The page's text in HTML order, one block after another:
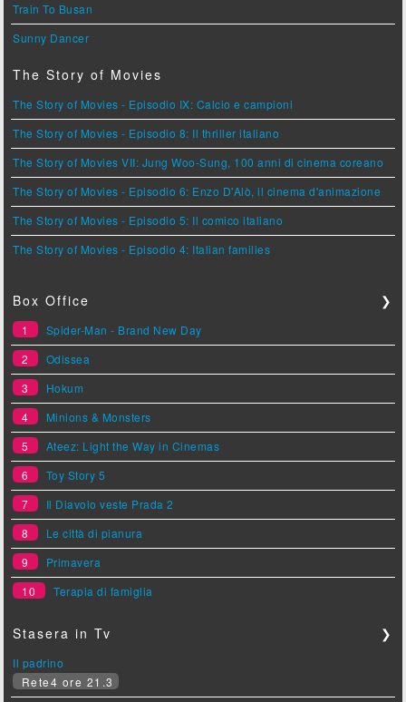
Train To Busan
Sunny Dancer
The Story of Movies
The Story of Movies - Episodio IX: Calcio e campioni
The Story of Movies - Episodio 8: Il thriller italiano
The Story of Movies VII: Jung Woo-Sung, 100 anni di cinema coreano
The Story of Movies - Episodio 6: Enzo D'Alò, il cinema d'animazione
The Story of Movies - Episodio 5: Il comico italiano
The Story of Movies - Episodio 4: Italian families
Box Office ❯
1
Spider-Man - Brand New Day
2
Odissea
3
Hokum
4
Minions & Monsters
5
Ateez: Light the Way in Cinemas
6
Toy Story 5
7
Il Diavolo veste Prada 2
8
Le città di pianura
9
Primavera
10
Terapia di famiglia
Stasera in Tv ❯
Il padrino
Rete4 ore 21.3